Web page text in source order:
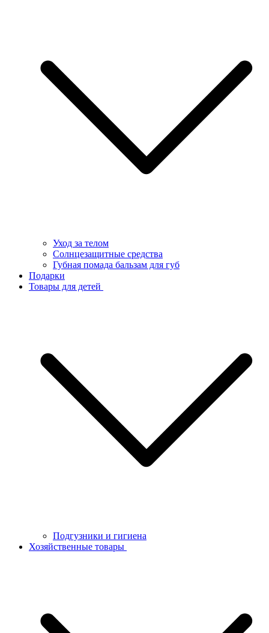
Уход за телом
Солнцезащитные средства
Губная помада бальзам для губ
Подарки
Товары для детей
Подгузники и гигиена
Хозяйственные товары